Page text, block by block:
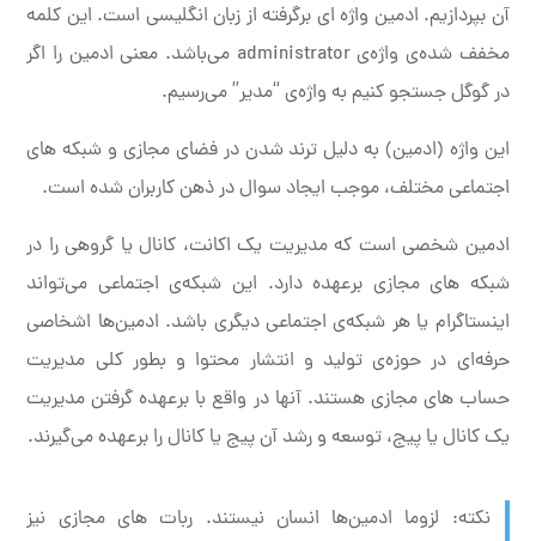
آن بپردازیم. ادمین واژه ای برگرفته از زبان انگلیسی است. این کلمه
مخفف شده‌ی واژه‌ی administrator می‌باشد. معنی ادمین را اگر
در گوگل جستجو کنیم به واژه‌ی “مدیر” می‌رسیم.
این واژه (ادمین) به دلیل ترند شدن در فضای مجازی و شبکه های
اجتماعی مختلف، موجب ایجاد سوال در ذهن کاربران شده است.
ادمین شخصی است که مدیریت یک اکانت، کانال یا گروهی را در
شبکه های مجازی برعهده دارد. این شبکه‌ی اجتماعی می‌تواند
اینستاگرام یا هر شبکه‌ی اجتماعی دیگری باشد. ادمین‌ها اشخاصی
حرفه‌ای در حوزه‌ی تولید و انتشار محتوا و بطور کلی مدیریت
حساب های مجازی هستند. آنها در واقع با برعهده گرفتن مدیریت
یک کانال یا پیج، توسعه و رشد آن پیج یا کانال را برعهده می‌گیرند.
نکته: لزوما ادمین‌ها انسان نیستند. ربات های مجازی نیز